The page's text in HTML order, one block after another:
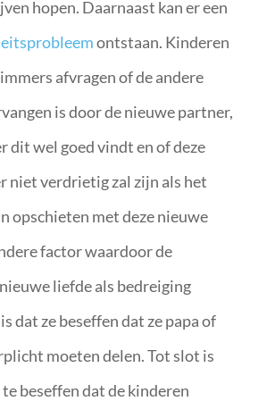
hopen. Daarnaast kan er een
ontstaan. Kinderen
afvragen of de andere
is door de nieuwe partner,
dit wel goed vindt en of deze
niet verdrietig zal zijn als het
opschieten met deze nieuwe
factor waardoor de
liefde als bedreiging
dat ze beseffen dat ze papa of
moeten delen. Tot slot is
beseffen dat de kinderen